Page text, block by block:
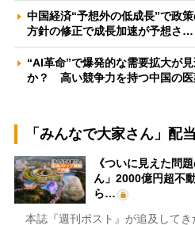
中国経済“予想外の低成長”で政
方針の修正で成長加速が予想さ…
“AI革命”で爆発的な需要拡大が
か？ 高い競争力を持つ中国の
「みんなで大家さん」配
《ついに見えた問
ん」2000億円超不
ら…
本誌『週刊ポスト』が追及してき